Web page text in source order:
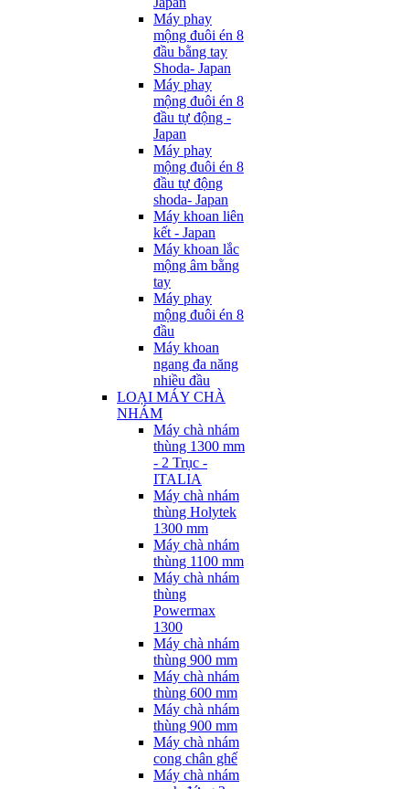
Máy phay
mộng đuôi én 8
đầu bằng tay
Shoda- Japan
Máy phay
mộng đuôi én 8
đầu tự động -
Japan
Máy phay
mộng đuôi én 8
đầu tự động
shoda- Japan
Máy khoan liên
kết - Japan
Máy khoan lắc
mộng âm bằng
tay
Máy phay
mộng đuôi én 8
đầu
Máy khoan
ngang đa năng
nhiều đầu
LOẠI MÁY CHÀ
NHÁM
Máy chà nhám
thùng 1300 mm
- 2 Trục -
ITALIA
Máy chà nhám
thùng Holytek
1300 mm
Máy chà nhám
thùng 1100 mm
Máy chà nhám
thùng
Powermax
1300
Máy chà nhám
thùng 900 mm
Máy chà nhám
thùng 600 mm
Máy chà nhám
thùng 900 mm
Máy chà nhám
cong chân ghế
Máy chà nhám